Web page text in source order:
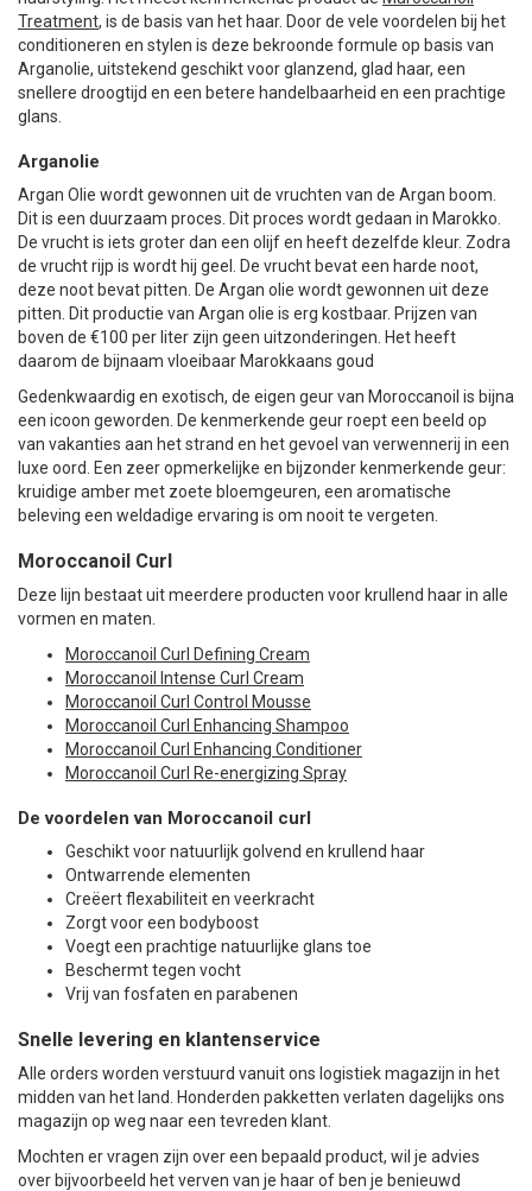
Treatment, is de basis van het haar. Door de vele voordelen bij het
conditioneren en stylen is deze bekroonde formule op basis van
Arganolie, uitstekend geschikt voor glanzend, glad haar, een
snellere droogtijd en een betere handelbaarheid en een prachtige
glans.
Arganolie
Argan Olie wordt gewonnen uit de vruchten van de Argan boom.
Dit is een duurzaam proces. Dit proces wordt gedaan in Marokko.
De vrucht is iets groter dan een olijf en heeft dezelfde kleur. Zodra
de vrucht rijp is wordt hij geel. De vrucht bevat een harde noot,
deze noot bevat pitten. De Argan olie wordt gewonnen uit deze
pitten. Dit productie van Argan olie is erg kostbaar. Prijzen van
boven de €100 per liter zijn geen uitzonderingen. Het heeft
daarom de bijnaam vloeibaar Marokkaans goud
Gedenkwaardig en exotisch, de eigen geur van Moroccanoil is bijna
een icoon geworden. De kenmerkende geur roept een beeld op
van vakanties aan het strand en het gevoel van verwennerij in een
luxe oord. Een zeer opmerkelijke en bijzonder kenmerkende geur:
kruidige amber met zoete bloemgeuren, een aromatische
beleving een weldadige ervaring is om nooit te vergeten.
Moroccanoil Curl
Deze lijn bestaat uit meerdere producten voor krullend haar in alle
vormen en maten.
Moroccanoil Curl Defining Cream
Moroccanoil Intense Curl Cream
Moroccanoil Curl Control Mousse
Moroccanoil Curl Enhancing Shampoo
Moroccanoil Curl Enhancing Conditioner
Moroccanoil Curl Re-energizing Spray
De voordelen van Moroccanoil curl
Geschikt voor natuurlijk golvend en krullend haar
Ontwarrende elementen
Creëert flexabiliteit en veerkracht
Zorgt voor een bodyboost
Voegt een prachtige natuurlijke glans toe
Beschermt tegen vocht
Vrij van fosfaten en parabenen
Snelle levering en klantenservice
Alle orders worden verstuurd vanuit ons logistiek magazijn in het
midden van het land. Honderden pakketten verlaten dagelijks ons
magazijn op weg naar een tevreden klant.
Mochten er vragen zijn over een bepaald product, wil je advies
over bijvoorbeeld het verven van je haar of ben je benieuwd